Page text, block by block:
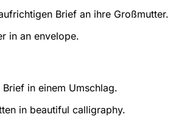
Brief an ihre Großmutter.
in an envelope.
in einem Umschlag.
in beautiful calligraphy.